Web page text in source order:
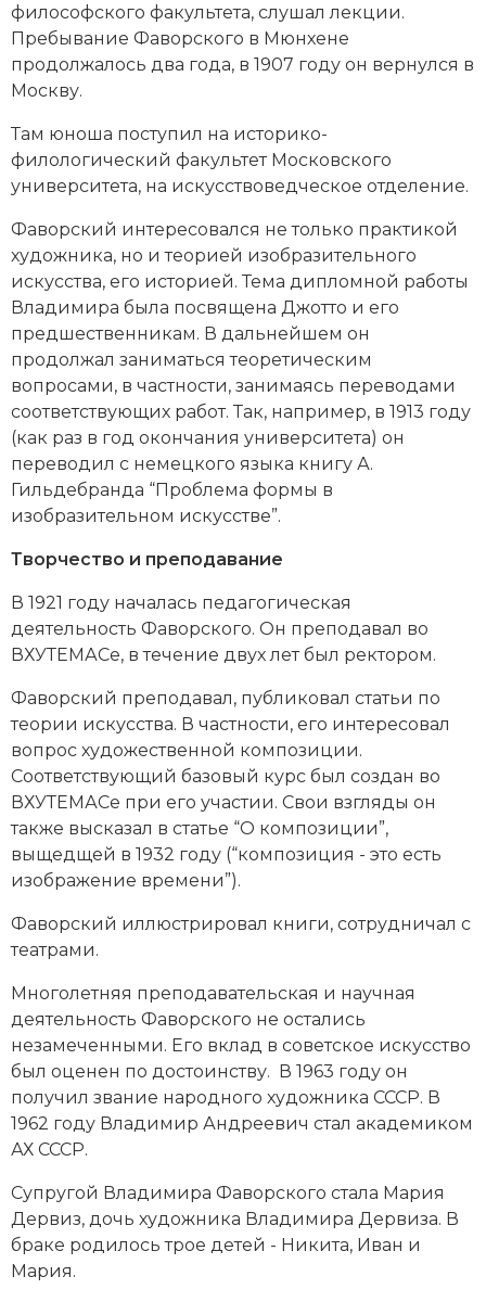
Общественные объединения и организации
Политическая история
Революции и народные движения
Религия и церковь
Россия
Северная Америка
Социально-экономическая история
Специальные исторические дисциплины
СССР
Южная Америка
философского факультета, слушал лекции.
Пребывание Фаворского в Мюнхене
продолжалось два года, в 1907 году он вернулся в
Москву.
Там юноша поступил на историко-
филологический факультет Московского
университета, на искусствоведческое отделение.
Фаворский интересовался не только практикой
художника, но и теорией изобразительного
искусства, его историей. Тема дипломной работы
Владимира была посвящена Джотто и его
предшественникам. В дальнейшем он
продолжал заниматься теоретическим
вопросами, в частности, занимаясь переводами
соответствующих работ. Так, например, в 1913 году
(как раз в год окончания университета) он
переводил с немецкого языка книгу А.
Гильдебранда “Проблема формы в
изобразительном искусстве”.
Творчество и преподавание
В 1921 году началась педагогическая
деятельность Фаворского. Он преподавал во
ВХУТЕМАСе, в течение двух лет был ректором.
Фаворский преподавал, публиковал статьи по
теории искусства. В частности, его интересовал
вопрос художественной композиции.
Соответствующий базовый курс был создан во
ВХУТЕМАСе при его участии. Свои взгляды он
также высказал в статье “О композиции”,
выщедщей в 1932 году (“композиция - это есть
изображение времени”).
Фаворский иллюстрировал книги, сотрудничал с
театрами.
Многолетняя преподавательская и научная
деятельность Фаворского не остались
незамеченными. Его вклад в советское искусство
был оценен по достоинству. В 1963 году он
получил звание народного художника СССР. В
1962 году Владимир Андреевич стал академиком
АХ СССР.
Супругой Владимира Фаворского стала Мария
Дервиз, дочь художника Владимира Дервиза. В
браке родилось трое детей - Никита, Иван и
Мария.